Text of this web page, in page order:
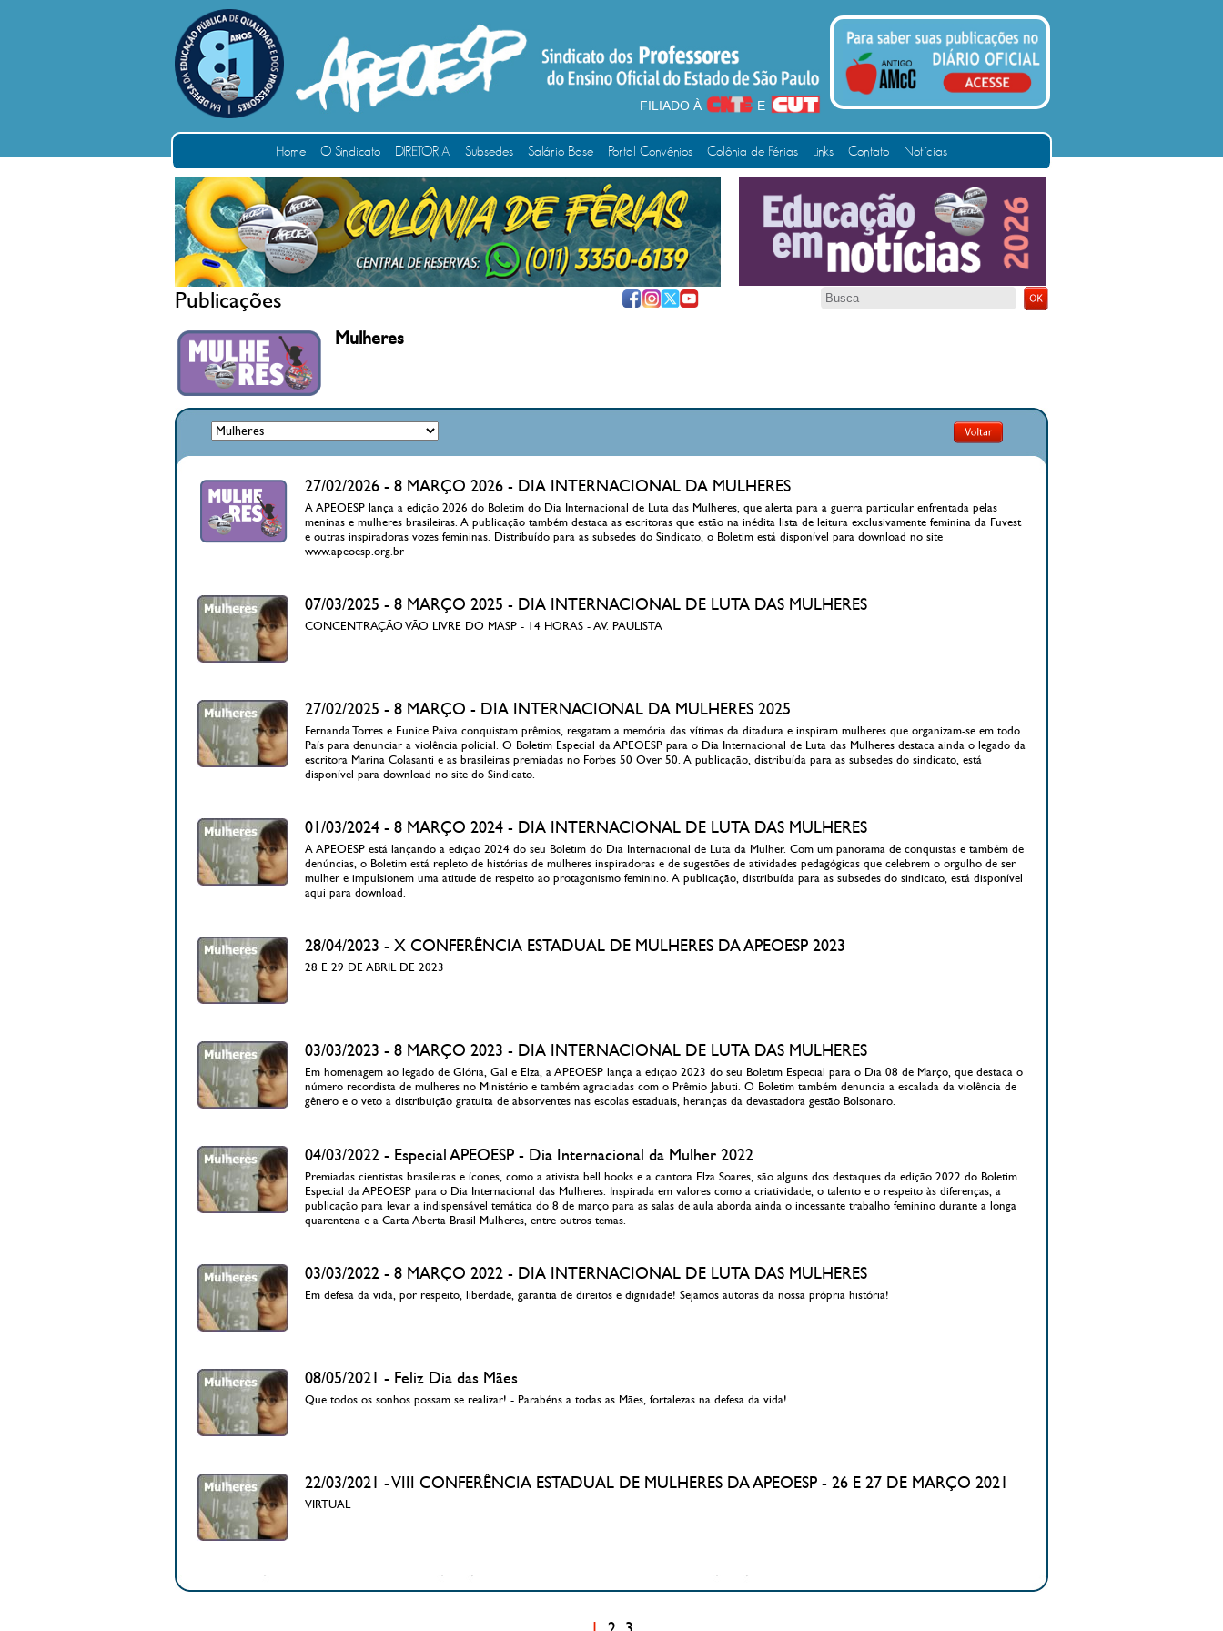
FILIADO À E
Home O Sindicato DIRETORIA Subsedes Salário Base Portal Convênios Colônia de Férias Links Contato Notícias
Publicações
Mulheres
27/02/2026 - 8 MARÇO 2026 - DIA INTERNACIONAL DA MULHERES
A APEOESP lança a edição 2026 do Boletim do Dia Internacional de Luta das Mulheres, que alerta para a guerra particular enfrentada pelas
meninas e mulheres brasileiras. A publicação também destaca as escritoras que estão na inédita lista de leitura exclusivamente feminina da Fuvest
e outras inspiradoras vozes femininas. Distribuído para as subsedes do Sindicato, o Boletim está disponível para download no site
www.apeoesp.org.br
07/03/2025 - 8 MARÇO 2025 - DIA INTERNACIONAL DE LUTA DAS MULHERES
CONCENTRAÇÃO VÃO LIVRE DO MASP - 14 HORAS - AV. PAULISTA
27/02/2025 - 8 MARÇO - DIA INTERNACIONAL DA MULHERES 2025
Fernanda Torres e Eunice Paiva conquistam prêmios, resgatam a memória das vítimas da ditadura e inspiram mulheres que organizam-se em todo
País para denunciar a violência policial. O Boletim Especial da APEOESP para o Dia Internacional de Luta das Mulheres destaca ainda o legado da
escritora Marina Colasanti e as brasileiras premiadas no Forbes 50 Over 50. A publicação, distribuída para as subsedes do sindicato, está
disponível para download no site do Sindicato.
01/03/2024 - 8 MARÇO 2024 - DIA INTERNACIONAL DE LUTA DAS MULHERES
A APEOESP está lançando a edição 2024 do seu Boletim do Dia Internacional de Luta da Mulher. Com um panorama de conquistas e também de
denúncias, o Boletim está repleto de histórias de mulheres inspiradoras e de sugestões de atividades pedagógicas que celebrem o orgulho de ser
mulher e impulsionem uma atitude de respeito ao protagonismo feminino. A publicação, distribuída para as subsedes do sindicato, está disponível
aqui para download.
28/04/2023 - X CONFERÊNCIA ESTADUAL DE MULHERES DA APEOESP 2023
28 E 29 DE ABRIL DE 2023
03/03/2023 - 8 MARÇO 2023 - DIA INTERNACIONAL DE LUTA DAS MULHERES
Em homenagem ao legado de Glória, Gal e Elza, a APEOESP lança a edição 2023 do seu Boletim Especial para o Dia 08 de Março, que destaca o
número recordista de mulheres no Ministério e também agraciadas com o Prêmio Jabuti. O Boletim também denuncia a escalada da violência de
gênero e o veto a distribuição gratuita de absorventes nas escolas estaduais, heranças da devastadora gestão Bolsonaro.
04/03/2022 - Especial APEOESP - Dia Internacional da Mulher 2022
Premiadas cientistas brasileiras e ícones, como a ativista bell hooks e a cantora Elza Soares, são alguns dos destaques da edição 2022 do Boletim
Especial da APEOESP para o Dia Internacional das Mulheres. Inspirada em valores como a criatividade, o talento e o respeito às diferenças, a
publicação para levar a indispensável temática do 8 de março para as salas de aula aborda ainda o incessante trabalho feminino durante a longa
quarentena e a Carta Aberta Brasil Mulheres, entre outros temas.
03/03/2022 - 8 MARÇO 2022 - DIA INTERNACIONAL DE LUTA DAS MULHERES
Em defesa da vida, por respeito, liberdade, garantia de direitos e dignidade! Sejamos autoras da nossa própria história!
08/05/2021 - Feliz Dia das Mães
Que todos os sonhos possam se realizar! - Parabéns a todas as Mães, fortalezas na defesa da vida!
22/03/2021 - VIII CONFERÊNCIA ESTADUAL DE MULHERES DA APEOESP - 26 E 27 DE MARÇO 2021
VIRTUAL